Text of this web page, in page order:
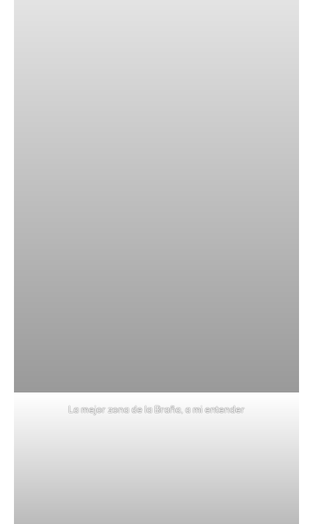
La mejor zona de la Braña, a mi entender